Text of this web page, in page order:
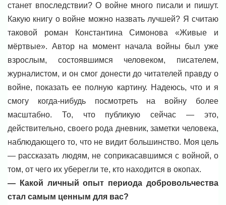
станет впоследствии? О войне много писали и пишут.
Какую книгу о войне можно назвать лучшей? Я считаю
таковой роман Константина Симонова «Живые и
мёртвые». Автор на момент начала войны был уже
взрослым, состоявшимся человеком, писателем,
журналистом, и он смог донести до читателей правду о
войне, показать ее полную картину. Надеюсь, что и я
смогу когда-нибудь посмотреть на войну более
масштабно. То, что публикую сейчас — это,
действительно, своего рода дневник, заметки человека,
наблюдающего то, что не видит большинство. Моя цель
— рассказать людям, не соприкасавшимся с войной, о
том, от чего их уберегли те, кто находится в окопах.
— Какой личный опыт периода добровольчества
стал самым ценным для вас?